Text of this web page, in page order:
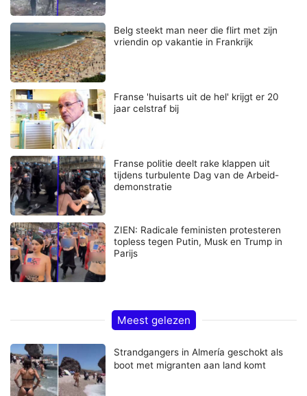
Belg steekt man neer die flirt met zijn
vriendin op vakantie in Frankrijk
Franse 'huisarts uit de hel' krijgt er 20
jaar celstraf bij
Franse politie deelt rake klappen uit
tijdens turbulente Dag van de Arbeid-
demonstratie
ZIEN: Radicale feministen protesteren
topless tegen Putin, Musk en Trump in
Parijs
Meest gelezen
Strandgangers in Almería geschokt als
boot met migranten aan land komt